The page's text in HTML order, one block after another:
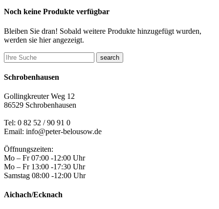
Noch keine Produkte verfügbar
Bleiben Sie dran! Sobald weitere Produkte hinzugefügt wurden,
werden sie hier angezeigt.
search
Schrobenhausen
Gollingkreuter Weg 12
86529 Schrobenhausen
Tel: 0 82 52 / 90 91 0
Email: info@peter-belousow.de
Öffnungszeiten:
Mo – Fr 07:00 -12:00 Uhr
Mo – Fr 13:00 -17:30 Uhr
Samstag 08:00 -12:00 Uhr
Aichach/Ecknach